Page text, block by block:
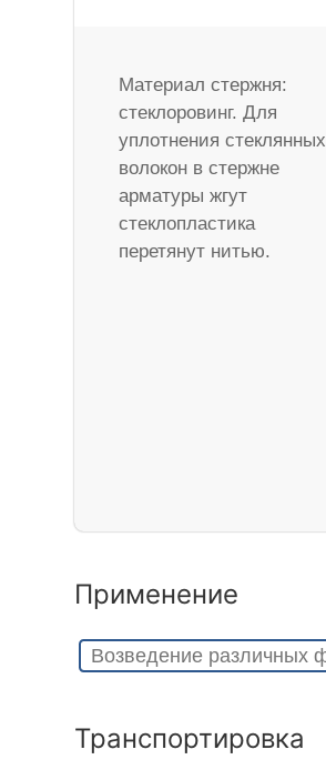
Материал стержня:
стеклоровинг. Для
уплотнения стеклянных
волокон в стержне
арматуры жгут
стеклопластика
перетянут нитью.
Применение
Возведение различных
Транспортировка